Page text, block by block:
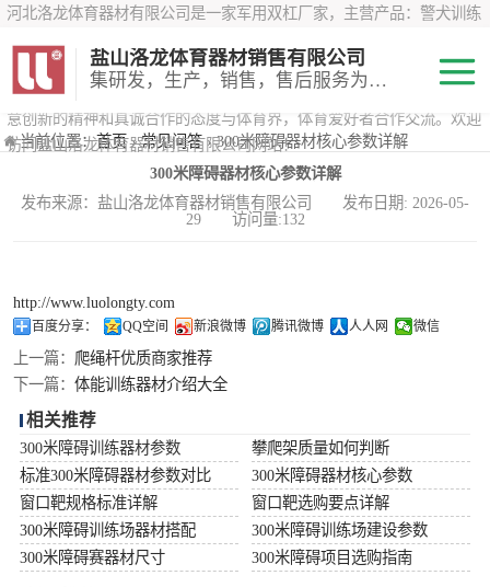
河北洛龙体育器材有限公司是一家军用双杠厂家，主营产品：警犬训练
*训练器材、400米障碍器材、军用单杠、军用双杠、军犬训练器材等训
练器材，咨询攀岩墙价格？在线咨询客服，公司以顾客至上的原则，锐
意创新的精神和真诚合作的态度与体育界，体育爱好者合作交流。欢迎
访问盐山洛龙体育器材销售有限公司网站！
盐山洛龙体育器材销售有限公司
集研发，生产，销售，售后服务为一体
当前位置：首页›常见问答› 300米障碍器材核心参数详解
300米障碍器材核心参数详解
发布来源：盐山洛龙体育器材销售有限公司 发布日期: 2026-05-
29 访问量:132
http://www.luolongty.com
百度分享： QQ空间 新浪微博 腾讯微博 人人网 微信
上一篇： 爬绳杆优质商家推荐
下一篇： 体能训练器材介绍大全
相关推荐
300米障碍训练器材参数
攀爬架质量如何判断
标准300米障碍器材参数对比
300米障碍器材核心参数
窗口靶规格标准详解
窗口靶选购要点详解
300米障碍训练场器材搭配
300米障碍训练场建设参数
300米障碍赛器材尺寸
300米障碍项目选购指南
200米障碍器材
心理行为训练器
警犬训练器材
军用单双杠
400米障碍器材